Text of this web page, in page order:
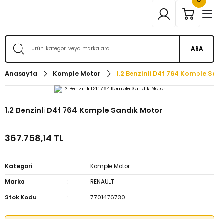
ARA
Anasayfa Komple Motor 1.2 Benzinli D4f 764 Komple
1.2 Benzinli D4f 764 Komple Sandık Motor
367.758,14 TL
Kategori
Komple Motor
Marka
RENAULT
Stok Kodu
7701476730